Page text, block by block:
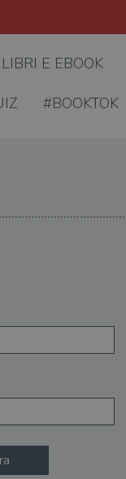
LIBRI E EBOOK
#BOOKTOK